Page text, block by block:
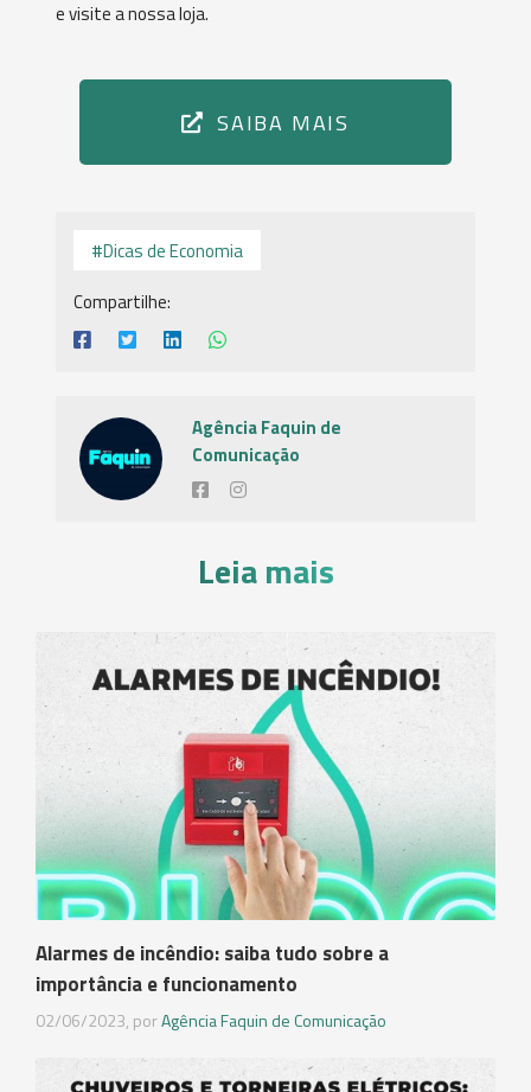
e visite a nossa loja.
SAIBA MAIS
#Dicas de Economia
Compartilhe:
Agência Faquin de
Comunicação
Leia mais
Alarmes de incêndio: saiba tudo sobre a
importância e funcionamento
02/06/2023, porAgência Faquin de Comunicação